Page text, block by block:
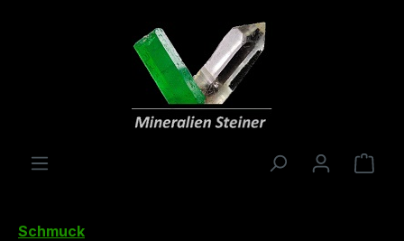
Schmuck